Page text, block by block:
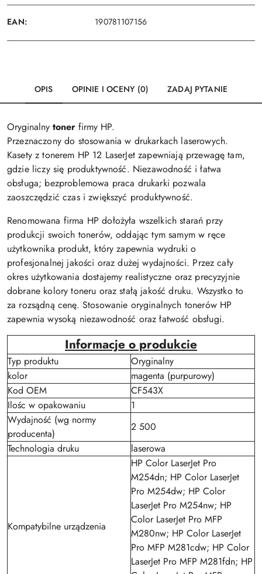
EAN: 190781107156
OPIS OPINIE I OCENY (0) ZADAJ PYTANIE
Oryginalny toner firmy HP.
Przeznaczony do stosowania w drukarkach laserowych.
Kasety z tonerem HP 12 LaserJet zapewniają przewagę tam,
gdzie liczy się produktywność. Niezawodność i łatwa
obsługa; bezproblemowa praca drukarki pozwala
zaoszczędzić czas i zwiększyć produktywność.
Renomowana firma HP dołożyła wszelkich starań przy
produkcji swoich tonerów, oddając tym samym w ręce
użytkownika produkt, który zapewnia wydruki o
profesjonalnej jakości oraz dużej wydajności. Przez cały
okres użytkowania dostajemy realistyczne oraz precyzyjnie
dobrane kolory toneru oraz stałą jakość druku. Wszystko to
za rozsądną cenę. Stosowanie oryginalnych tonerów HP
zapewnia wysoką niezawodność oraz łatwość obsługi.
Informacje o produkcie
Typ produktu
Oryginalny
kolor
magenta (purpurowy)
Kod OEM
CF543X
Ilośc w opakowaniu
1
Wydajność (wg normy
producenta)
2 500
Technologia druku
laserowa
Kompatybilne urządzenia
HP Color LaserJet Pro
M254dn; HP Color LaserJet
Pro M254dw; HP Color
LaserJet Pro M254nw; HP
Color LaserJet Pro MFP
M280nw; HP Color LaserJet
Pro MFP M281cdw; HP Color
LaserJet Pro MFP M281fdn; HP